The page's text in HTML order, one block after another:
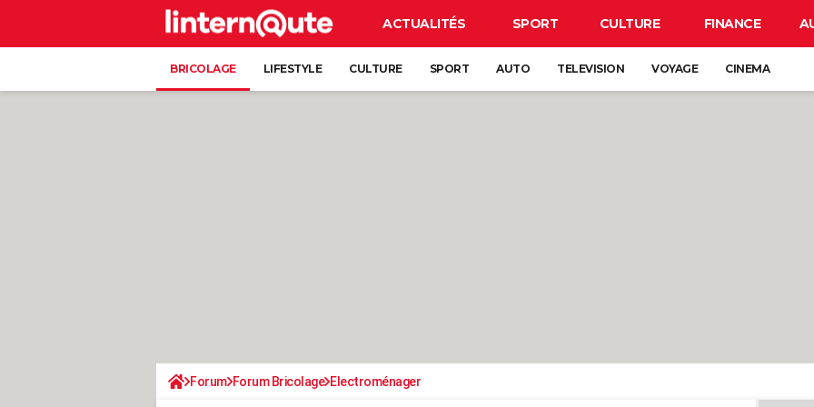
ACTUALITÉS SPORT CULTURE FINANCE
BRICOLAGE LIFESTYLE CULTURE SPORT AUTO TELEVISION VOYAGE CINEMA
Forum Forum Bricolage Electroménager